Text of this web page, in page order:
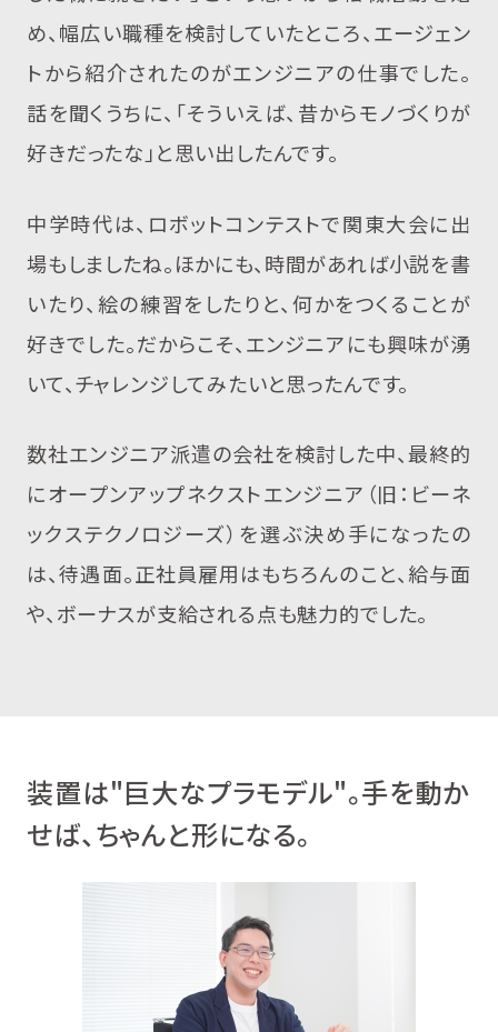
め、幅広い職種を検討していたところ、エージェン
トから紹介されたのがエンジニアの仕事でした。
話を聞くうちに、「そういえば、昔からモノづくりが
好きだったな」と思い出したんです。
中学時代は、ロボットコンテストで関東大会に出
場もしましたね。ほかにも、時間があれば小説を書
いたり、絵の練習をしたりと、何かをつくることが
好きでした。だからこそ、エンジニアにも興味が湧
いて、チャレンジしてみたいと思ったんです。
数社エンジニア派遣の会社を検討した中、最終的
にオープンアップネクストエンジニア（旧：ビーネ
ックステクノロジーズ）を選ぶ決め手になったの
は、待遇面。正社員雇用はもちろんのこと、給与面
や、ボーナスが支給される点も魅力的でした。
装置は"巨大なプラモデル"。手を動か
せば、ちゃんと形になる。